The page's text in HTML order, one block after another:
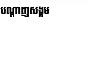
បណ្ដាញសង្គម